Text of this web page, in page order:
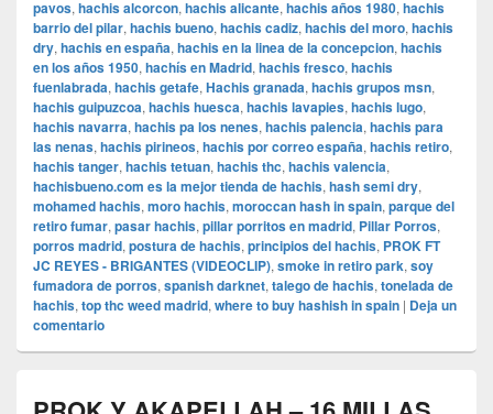
pavos, hachis alcorcon, hachis alicante, hachis años 1980, hachis
barrio del pilar, hachis bueno, hachis cadiz, hachis del moro, hachis
dry, hachis en españa, hachis en la linea de la concepcion, hachis
en los años 1950, hachís en Madrid, hachis fresco, hachis
fuenlabrada, hachis getafe, Hachis granada, hachis grupos msn,
hachis guipuzcoa, hachis huesca, hachis lavapies, hachis lugo,
hachis navarra, hachis pa los nenes, hachis palencia, hachis para
las nenas, hachis pirineos, hachis por correo españa, hachis retiro,
hachis tanger, hachis tetuan, hachis thc, hachis valencia,
hachisbueno.com es la mejor tienda de hachis, hash semi dry,
mohamed hachis, moro hachis, moroccan hash in spain, parque del
retiro fumar, pasar hachis, pillar porritos en madrid, Pillar Porros,
porros madrid, postura de hachis, principios del hachis, PROK FT
JC REYES - BRIGANTES (VIDEOCLIP), smoke in retiro park, soy
fumadora de porros, spanish darknet, talego de hachis, tonelada de
hachis, top thc weed madrid, where to buy hashish in spain | Deja un
comentario